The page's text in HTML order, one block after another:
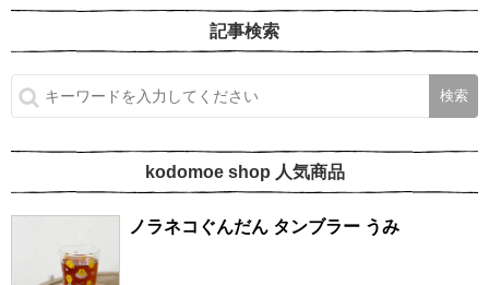
記事検索
kodomoe shop 人気商品
ノラネコぐんだん タンブラー うみ